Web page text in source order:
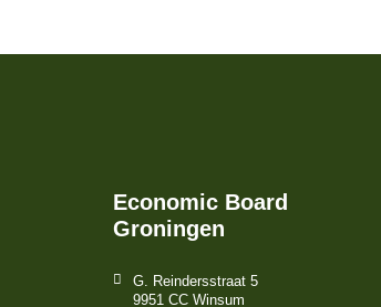
Economic Board
Groningen
G. Reindersstraat 5
9951 CC Winsum